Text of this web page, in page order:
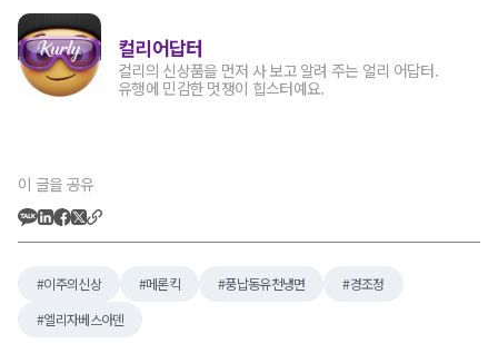
컬리어답터
컬리의 신상품을 먼저 사 보고 알려 주는 얼리 어답터.
유행에 민감한 멋쟁이 힙스터예요.
이 글을 공유
이주의신상 메론킥 풍납동유천냉면
경조정
엘리자베스아덴